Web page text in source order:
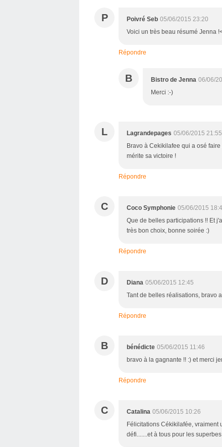
P Poivré Seb 05/06/2015 23:20
Voici un très beau résumé Jenna
Répondre
B Bistro de Jenna 06/06/
Merci :-)
L Lagrandepages 05/06/2015 21:55
Bravo à Cekikilafee qui a osé
mérite sa victoire !
Répondre
C Coco Symphonie 05/06/2015
Que de belles participations !! Et
très bon choix, bonne soirée :)
Répondre
D Diana 05/06/2015 12:45
Tant de belles réalisations, bravo
Répondre
B bénédicte 05/06/2015 11:46
bravo à la gagnante !! :) et merci
Répondre
C Catalina 05/06/2015 10:26
Félicitations Cékikilafée, vraiment
défi.......et à tous pour les